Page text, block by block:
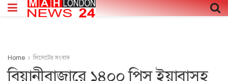
Home সিলেটের সংবাদ
বিয়ানীবাজারে ১৪০০ পিস ইয়াবাসহ